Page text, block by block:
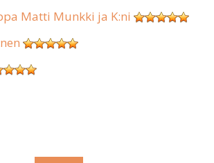
Matti Munkki ja K:ni